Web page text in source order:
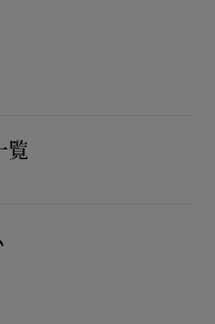
覧